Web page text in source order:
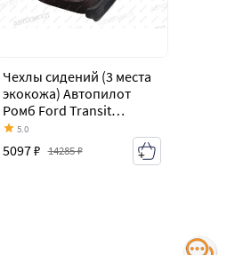
Чехлы сидений (3 места
экокожа) Автопилот
Ромб Ford Transit
цельнометаллический
фургон (2006-2014)
5.0
5097 ₽ 14285 ₽